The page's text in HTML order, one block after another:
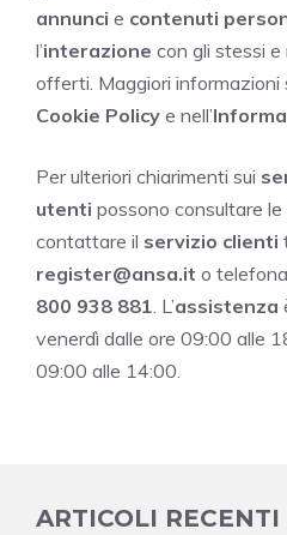
annunci e contenuti
l’interazione con gli stessi e
offerti. Maggiori informazioni
Cookie Policy e nell’
Per ulteriori chiarimenti sui
utenti possono consultare le
contattare il servizio clienti
register@ansa.it o
800 938 881. L’assistenza
venerdì dalle ore 09:00 alle
09:00 alle 14:00.
ARTICOLI RECENTI